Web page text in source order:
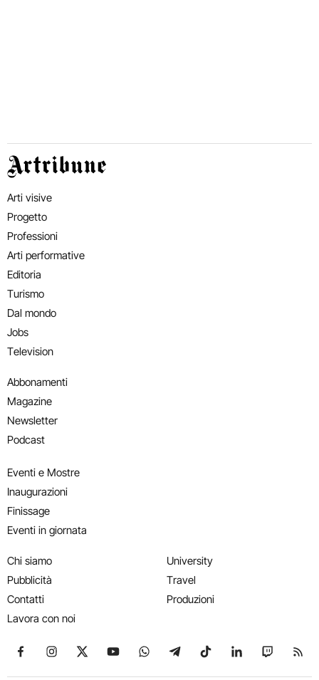
Artribune
Arti visive
Progetto
Professioni
Arti performative
Editoria
Turismo
Dal mondo
Jobs
Television
Abbonamenti
Magazine
Newsletter
Podcast
Eventi e Mostre
Inaugurazioni
Finissage
Eventi in giornata
Chi siamo
Pubblicità
Contatti
Lavora con noi
University
Travel
Produzioni
Seguici su Facebook
Seguici su Instagram
Seguici su X
Seguici su YouTube
Seguici su WhatsApp
Seguici su Telegram
Seguici su TikTok
Seguici su
Seguici